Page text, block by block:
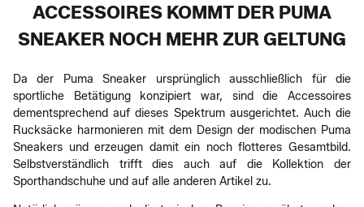
ACCESSOIRES KOMMT DER PUMA
SNEAKER NOCH MEHR ZUR GELTUNG
Da der Puma Sneaker ursprünglich ausschließlich für die
sportliche Betätigung konzipiert war, sind die Accessoires
dementsprechend auf dieses Spektrum ausgerichtet. Auch die
Rucksäcke harmonieren mit dem Design der modischen Puma
Sneakers und erzeugen damit ein noch flotteres Gesamtbild.
Selbstverständlich trifft dies auch auf die Kollektion der
Sporthandschuhe und auf alle anderen Artikel zu.